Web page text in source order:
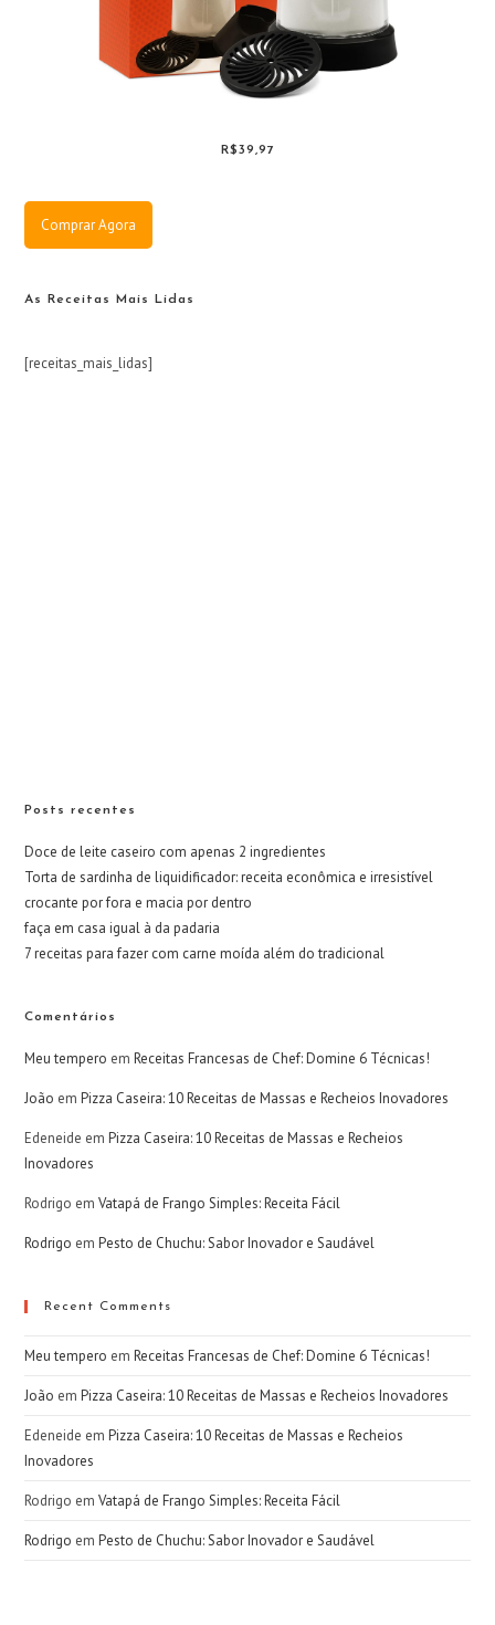
R$39,97
Comprar Agora
As Receitas Mais Lidas
[receitas_mais_lidas]
Posts recentes
Doce de leite caseiro com apenas 2 ingredientes
Torta de sardinha de liquidificador: receita econômica e irresistível
crocante por fora e macia por dentro
faça em casa igual à da padaria
7 receitas para fazer com carne moída além do tradicional
Comentários
Meu tempero emReceitas Francesas de Chef: Domine 6 Técnicas!
João emPizza Caseira: 10 Receitas de Massas e Recheios Inovadores
Edeneide emPizza Caseira: 10 Receitas de Massas e Recheios
Inovadores
Rodrigo emVatapá de Frango Simples: Receita Fácil
Rodrigo emPesto de Chuchu: Sabor Inovador e Saudável
Recent Comments
Meu tempero emReceitas Francesas de Chef: Domine 6 Técnicas!
João emPizza Caseira: 10 Receitas de Massas e Recheios Inovadores
Edeneide emPizza Caseira: 10 Receitas de Massas e Recheios
Inovadores
Rodrigo emVatapá de Frango Simples: Receita Fácil
Rodrigo emPesto de Chuchu: Sabor Inovador e Saudável